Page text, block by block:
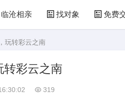
临沧相亲 找对象 免费
玩转彩云之南
转彩云之南
319